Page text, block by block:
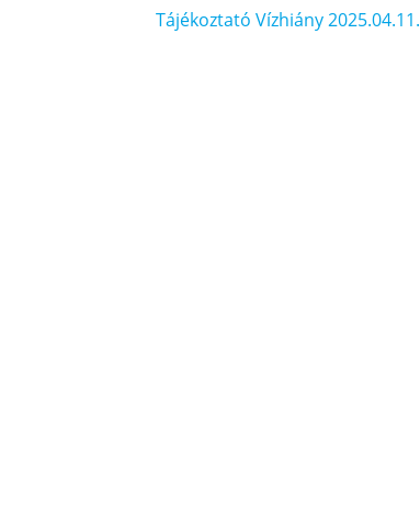
Tájékoztató Vízhiány 2025.04.11.